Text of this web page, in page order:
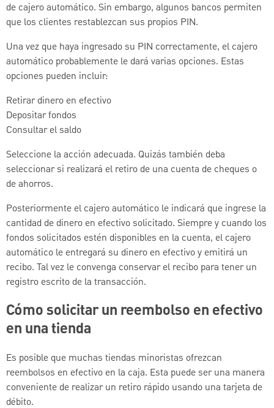
de cajero automático. Sin embargo, algunos bancos permiten
que los clientes restablezcan sus propios PIN.
Una vez que haya ingresado su PIN correctamente, el cajero
automático probablemente le dará varias opciones. Estas
opciones pueden incluir:
Retirar dinero en efectivo
Depositar fondos
Consultar el saldo
Seleccione la acción adecuada. Quizás también deba
seleccionar si realizará el retiro de una cuenta de cheques o
de ahorros.
Posteriormente el cajero automático le indicará que ingrese la
cantidad de dinero en efectivo solicitado. Siempre y cuando los
fondos solicitados estén disponibles en la cuenta, el cajero
automático le entregará su dinero en efectivo y emitirá un
recibo. Tal vez le convenga conservar el recibo para tener un
registro escrito de la transacción.
Cómo solicitar un reembolso en efectivo
en una tienda
Es posible que muchas tiendas minoristas ofrezcan
reembolsos en efectivo en la caja. Esta puede ser una manera
conveniente de realizar un retiro rápido usando una tarjeta de
débito.